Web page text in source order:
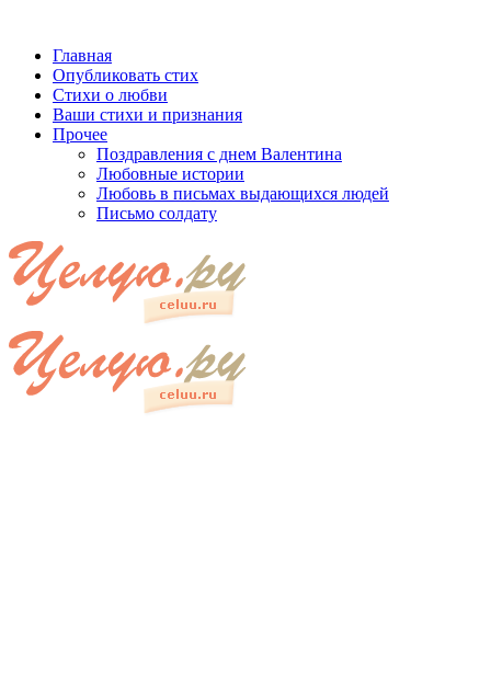
Главная
Опубликовать стих
Стихи о любви
Ваши стихи и признания
Прочее
Поздравления с днем Валентина
Любовные истории
Любовь в письмах выдающихся людей
Письмо солдату